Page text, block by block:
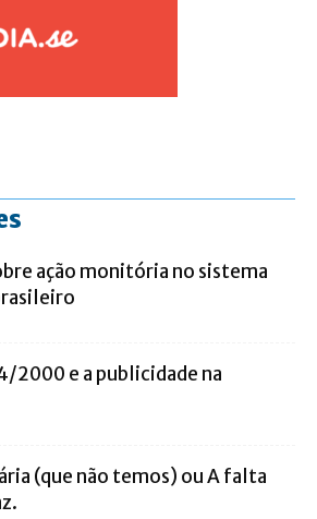
ação monitória no sistema
2000 e a publicidade na
(que não temos) ou A falta